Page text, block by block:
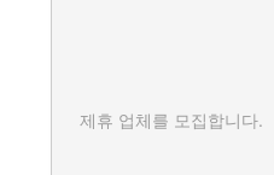
제휴 업체를 모집합니다.